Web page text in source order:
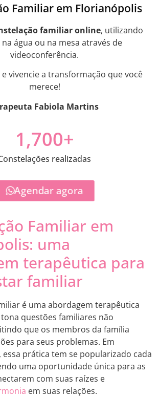
Familiar em Florianópolis
familiar online, utilizando
água ou na mesa através de
videoconferência.
vivencie a transformação que você
merece!
Fabiola Martins
realizadas
1,700+
Agendar agora
Familiar em
uma
terapêutica para
familiar
é uma abordagem terapêutica
questões familiares não
que os membros da família
para seus problemas. Em
essa prática tem se popularizado cada
uma oportunidade única para as
com suas raízes e
em suas relações.